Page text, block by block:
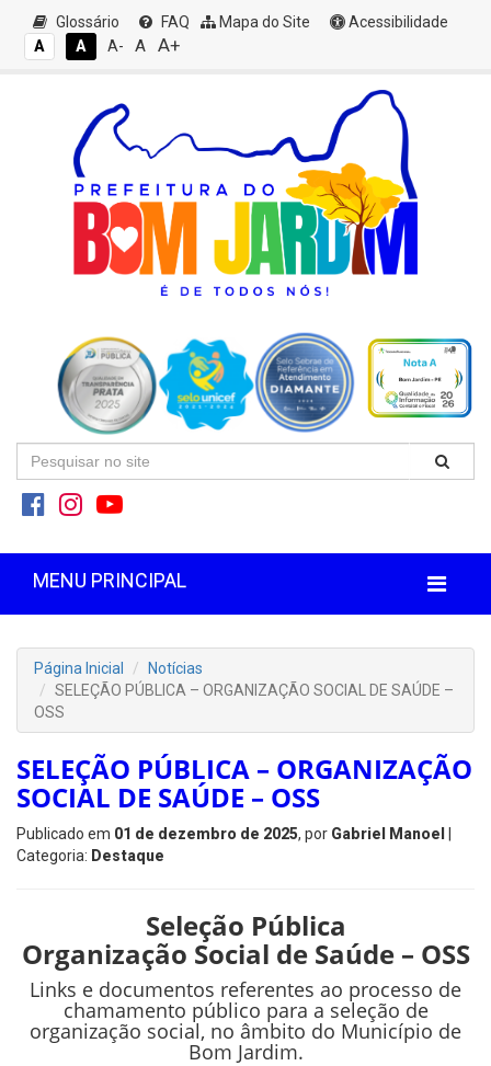
Glossário FAQ Mapa do Site
Acessibilidade
A
A A- A A+
MENU PRINCIPAL
Página Inicial
Notícias
SELEÇÃO PÚBLICA – ORGANIZAÇÃO SOCIAL DE SAÚDE –
OSS
SELEÇÃO PÚBLICA – ORGANIZAÇÃO
SOCIAL DE SAÚDE – OSS
Publicado em 01 de dezembro de 2025, por Gabriel Manoel
Categoria: Destaque
Seleção Pública
Organização Social de Saúde – OSS
Links e documentos referentes ao processo de
chamamento público para a seleção de
organização social, no âmbito do Município de
Bom Jardim.